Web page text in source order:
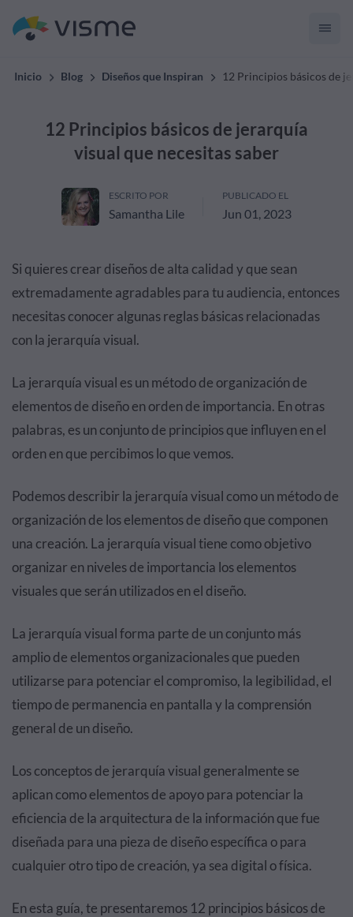
Inicio Blog Diseños que Inspiran 12 Principios básicos de
12 Principios básicos de jerarquía
visual que necesitas saber
ESCRITO POR
Samantha Lile
PUBLICADO EL
Jun 01, 2023
Si quieres crear diseños de alta calidad y que sean
extremadamente agradables para tu audiencia, entonces
necesitas conocer algunas reglas básicas relacionadas
con la jerarquía visual.
La jerarquía visual es un método de organización de
elementos de diseño en orden de importancia. En otras
palabras, es un conjunto de principios que influyen en el
orden en que percibimos lo que vemos.
Podemos describir la jerarquía visual como un método de
organización de los elementos de diseño que componen
una creación. La jerarquía visual tiene como objetivo
organizar en niveles de importancia los elementos
visuales que serán utilizados en el diseño.
La jerarquía visual forma parte de un conjunto más
amplio de elementos organizacionales que pueden
utilizarse para potenciar el compromiso, la legibilidad, el
tiempo de permanencia en pantalla y la comprensión
general de un diseño.
Los conceptos de jerarquía visual generalmente se
aplican como elementos de apoyo para potenciar la
eficiencia de la arquitectura de la información que fue
diseñada para una pieza de diseño específica o para
cualquier otro tipo de creación, ya sea digital o física.
En esta guía, te presentaremos 12 principios básicos de